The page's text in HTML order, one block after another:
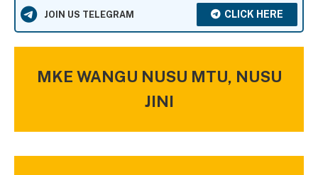
JOIN US TELEGRAM CLICK HERE
MKE WANGU NUSU MTU, NUSU
JINI